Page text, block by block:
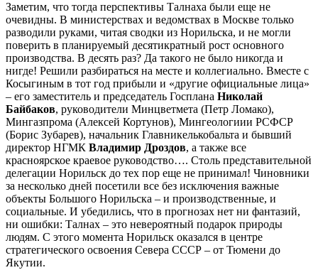
Заметим, что тогда перспективы Талнаха были еще не
очевидны. В министерствах и ведомствах в Москве только
разводили руками, читая сводки из Норильска, и не могли
поверить в планируемый десятикратный рост основного
производства. В десять раз? Да такого не было никогда и
нигде! Решили разбираться на месте и коллегиально. Вместе с
Косыгиным в тот год прибыли и «другие официальные лица»
– его заместитель и председатель Госплана Николай
Байбаков, руководители Минцветмета (Петр Ломако),
Мингазпрома (Алексей Кортунов), Мингеологиии РСФСР
(Борис Зубарев), начальник Главникелькобальта и бывший
директор НГМК Владимир Дроздов, а также все
красноярское краевое руководство…. Столь представительной
делегации Норильск до тех пор еще не принимал! Чиновники
за несколько дней посетили все без исключения важные
объекты Большого Норильска – и производственные, и
социальные. И убедились, что в прогнозах нет ни фантазий,
ни ошибки: Талнах – это невероятный подарок природы
людям. С этого момента Норильск оказался в центре
стратегического освоения Севера СССР – от Тюмени до
Якутии.